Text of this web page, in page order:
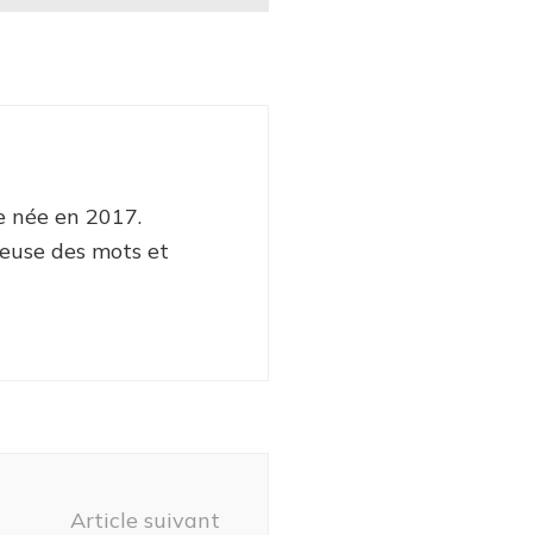
née en 2017.
des mots et
Article suivant